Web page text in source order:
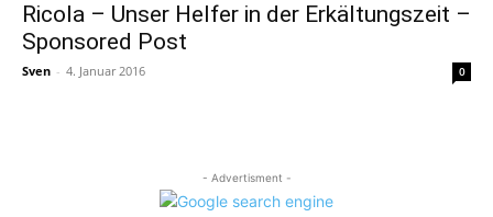
Ricola – Unser Helfer in der Erkältungszeit –
Sponsored Post
Sven - 4. Januar 2016 0
- Advertisment -